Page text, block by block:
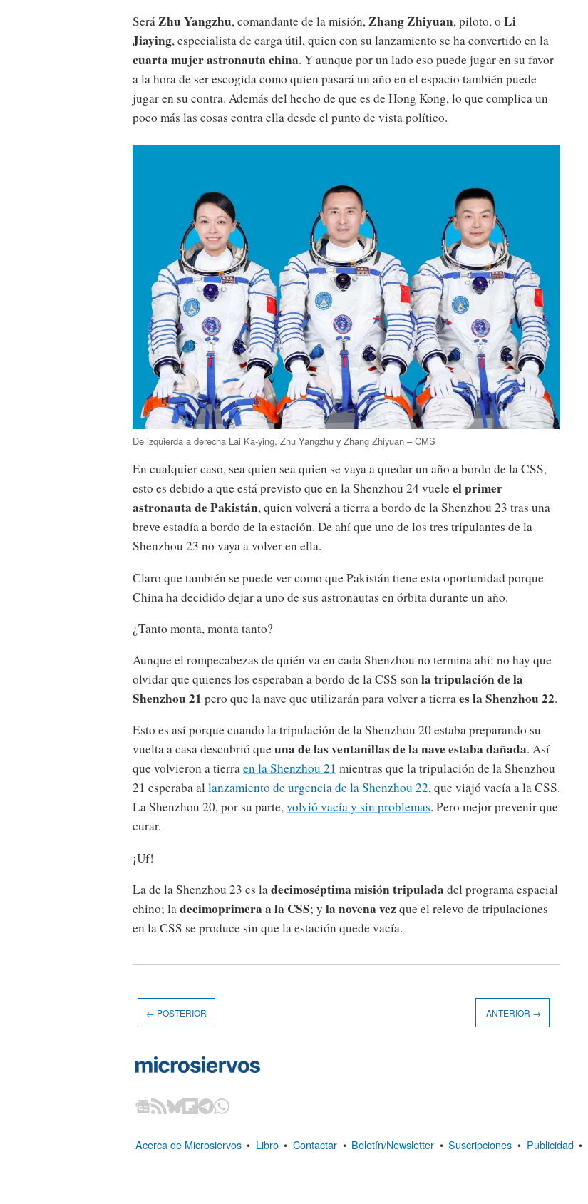
SeráZhu Yangzhu, comandante de la misión,Zhang Zhiyuan, piloto, o Li
Jiaying, especialista de carga útil, quien con su lanzamiento se ha convertido en la
cuarta mujer astronauta china. Y aunque por un lado eso puede jugar en su favor
a la hora de ser escogida como quien pasará un año en el espacio también puede
jugar en su contra. Además del hecho de que es de Hong Kong, lo que complica un
poco más las cosas contra ella desde el punto de vista político.
De izquierda a derecha Lai Ka-ying, Zhu Yangzhu y Zhang Zhiyuan – CMS
En cualquier caso, sea quien sea quien se vaya a quedar un año a bordo de la CSS,
esto es debido a que está previsto que en la Shenzhou 24 vueleel primer
astronauta de Pakistán, quien volverá a tierra a bordo de la Shenzhou 23 tras una
breve estadía a bordo de la estación. De ahí que uno de los tres tripulantes de la
Shenzhou 23 no vaya a volver en ella.
Claro que también se puede ver como que Pakistán tiene esta oportunidad porque
China ha decidido dejar a uno de sus astronautas en órbita durante un año.
¿Tanto monta, monta tanto?
Aunque el rompecabezas de quién va en cada Shenzhou no termina ahí: no hay que
olvidar que quienes los esperaban a bordo de la CSS sonla tripulación de la
Shenzhou 21 pero que la nave que utilizarán para volver a tierraes la Shenzhou 22.
Esto es así porque cuando la tripulación de la Shenzhou 20 estaba preparando su
vuelta a casa descubrió queuna de las ventanillas de la nave estaba dañada. Así
que volvieron a tierraen la Shenzhou 21 mientras que la tripulación de la Shenzhou
21 esperaba allanzamiento de urgencia de la Shenzhou 22, que viajó vacía a la CSS.
La Shenzhou 20, por su parte,volvió vacía y sin problemas. Pero mejor prevenir que
curar.
¡Uf!
La de la Shenzhou 23 es ladecimoséptima misión tripulada del programa espacial
chino; ladecimoprimera a la CSS; y la novena vezque el relevo de tripulaciones
en la CSS se produce sin que la estación quede vacía.
← POSTERIOR ANTERIOR →
Acerca de Microsiervos • Libro • Contactar • Boletín/Newsletter • Suscripciones • Publicidad •